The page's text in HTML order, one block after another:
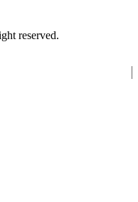
reserved.